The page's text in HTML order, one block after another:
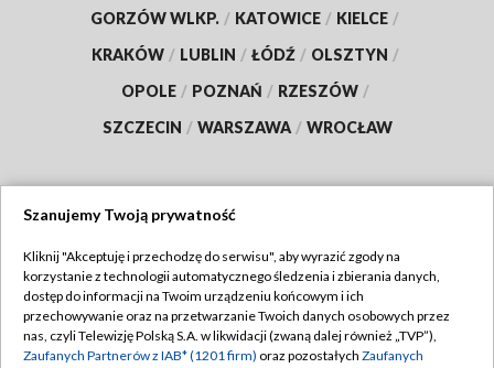
GORZÓW WLKP. / KATOWICE / KIELCE /
KRAKÓW / LUBLIN / ŁÓDŹ / OLSZTYN /
OPOLE / POZNAŃ / RZESZÓW /
SZCZECIN / WARSZAWA / WROCŁAW
TVP
Abonament TVP
Emisja w TVP
Regulamin TVP
Polityka prywatności
Szanujemy Twoją prywatność
Kliknij "Akceptuję i przechodzę do serwisu", aby wyrazić zgody na
korzystanie z technologii automatycznego śledzenia i zbierania danych,
dostęp do informacji na Twoim urządzeniu końcowym i ich
przechowywanie oraz na przetwarzanie Twoich danych osobowych przez
nas, czyli Telewizję Polską S.A. w likwidacji (zwaną dalej również „TVP”),
Zaufanych Partnerów z IAB* (1201 firm) oraz pozostałych Zaufanych